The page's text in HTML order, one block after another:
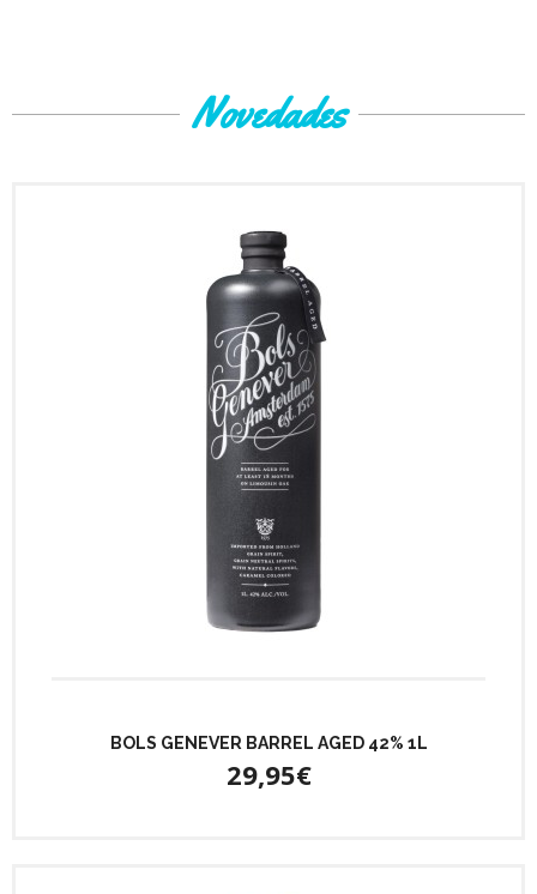
Novedades
BOLS GENEVER BARREL AGED 42% 1L
29,95€